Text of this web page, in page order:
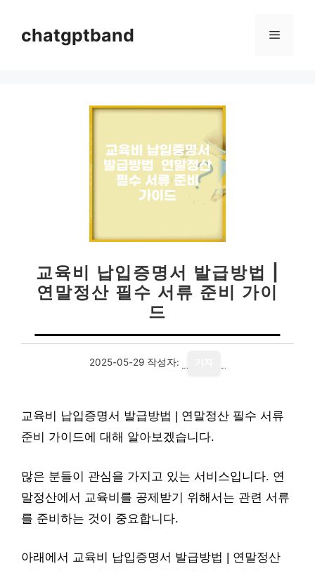
chatgptband 메
교육비 납입증명서 발급방법 |
연말정산 필수 서류 준비 가이
드
2025-05-29 작성자:
교육비 납입증명서 발급방법 | 연말정산 필수 서류
준비 가이드에 대해 알아보겠습니다.
많은 분들이 관심을 가지고 있는 서비스입니다. 연
말정산에서 교육비를 공제받기 위해서는 관련 서류
를 준비하는 것이 중요합니다.
아래에서 교육비 납입증명서 발급방법 | 연말정산